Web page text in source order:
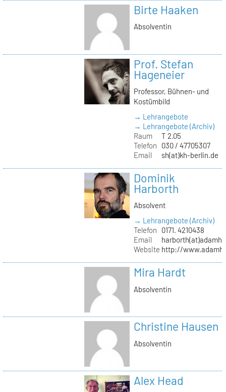
Birte Haaken
Absolventin
Prof. Stefan
Hageneier
Professor, Bühnen- und
Kostümbild
→ Lehrangebote
→ Lehrangebote (Archiv)
Raum
T 2.05
Telefon
030 / 47705307
Email
sh(at)kh-berlin.de
Dominik
Harborth
Absolvent
→ Lehrangebote (Archiv)
Telefon
0171. 4210438
Email
Website http://
Mira Hardt
Absolventin
Christine Hausen
Absolventin
Alex Head